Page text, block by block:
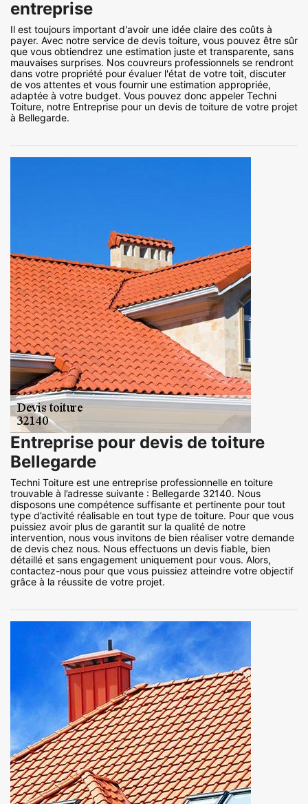
entreprise
Il est toujours important d'avoir une idée claire des coûts à
payer. Avec notre service de devis toiture, vous pouvez être sûr
que vous obtiendrez une estimation juste et transparente, sans
mauvaises surprises. Nos couvreurs professionnels se rendront
dans votre propriété pour évaluer l'état de votre toit, discuter
de vos attentes et vous fournir une estimation appropriée,
adaptée à votre budget. Vous pouvez donc appeler Techni
Toiture, notre Entreprise pour un devis de toiture de votre projet
à Bellegarde.
Entreprise pour devis de toiture
Bellegarde
Techni Toiture est une entreprise professionnelle en toiture
trouvable à l’adresse suivante : Bellegarde 32140. Nous
disposons une compétence suffisante et pertinente pour tout
type d’activité réalisable en tout type de toiture. Pour que vous
puissiez avoir plus de garantit sur la qualité de notre
intervention, nous vous invitons de bien réaliser votre demande
de devis chez nous. Nous effectuons un devis fiable, bien
détaillé et sans engagement uniquement pour vous. Alors,
contactez-nous pour que vous puissiez atteindre votre objectif
grâce à la réussite de votre projet.